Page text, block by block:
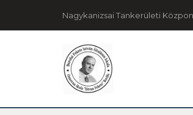
Nagykanizsai Tankerületi